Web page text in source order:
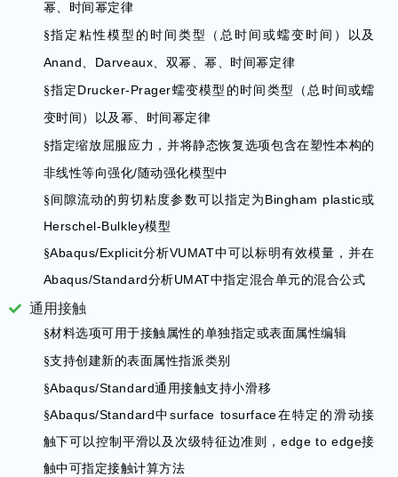
幂、时间幂定律
§指定粘性模型的时间类型（总时间或蠕变时间）以及
Anand、 Darveaux、双幂、幂、时间幂定律
§指定 Drucker-Prager蠕变模型的时间类型（总时间或蠕
变时间）以及幂、时间幂定律
§指定缩放屈服应力，并将静态恢复选项包含在塑性本构的
非线性等向强化/ 随动强化模型中
§ 间隙流动的剪切粘度参数可以指定为 Bingham plastic或
Herschel-Bulkley模型
§Abaqus/Explicit分析VUMAT中可以标明有效模量，并在
Abaqus/Standard分析UMAT中指定混合单元的混合公式
通用接触
§材料选项可用于接触属性的单独指定或表面属性编辑
§支持创建新的表面属性指派类别
§Abaqus/Standard通用接触支持小滑移
§Abaqus/Standard中surface tosurface在特定的滑动接
触下可以控制平滑以及次级特征边准则， edge to edge接
触中可指定接触计算方法